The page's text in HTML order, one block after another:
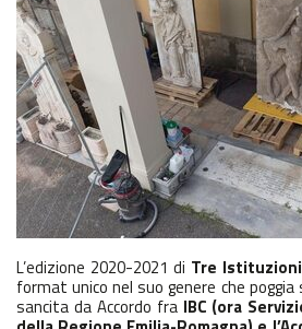
L’edizione 2020-2021 di Tre
format unico nel suo genere che
sancita da Accordo fraIBC (ora